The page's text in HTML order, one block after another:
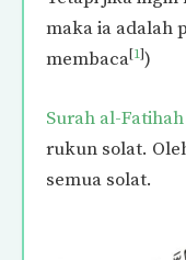
maka ia adalah
membaca[1])
Surah al-Fatihah
rukun solat.
semua solat.